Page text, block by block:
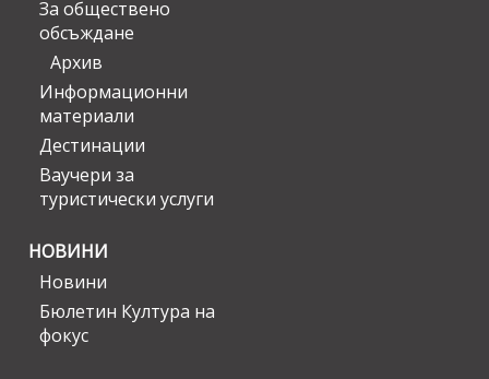
За обществено
обсъждане
Архив
Информационни
материали
Дестинации
Ваучери за
туристически услуги
НОВИНИ
Новини
Бюлетин Култура на
фокус